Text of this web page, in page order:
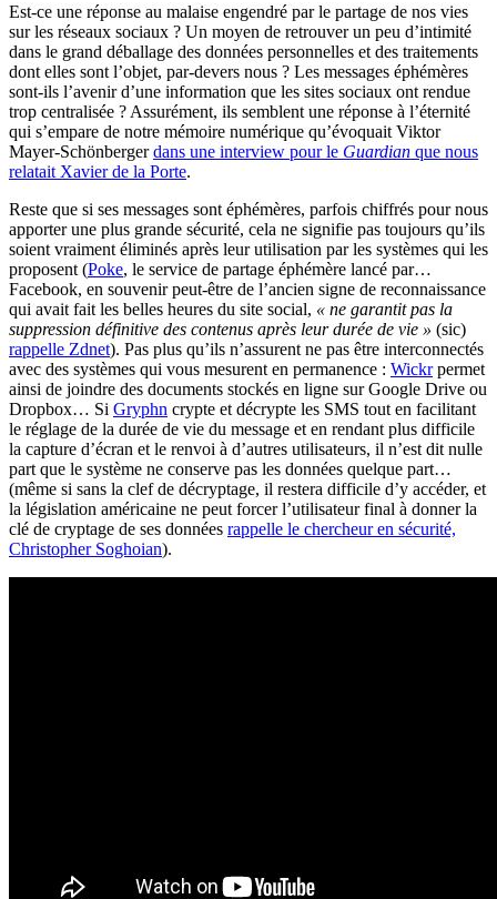
Est-ce une réponse au malaise engendré par le partage de nos vies
sur les réseaux sociaux ? Un moyen de retrouver un peu d’intimité
dans le grand déballage des données personnelles et des traitements
dont elles sont l’objet, par-devers nous ? Les messages éphémères
sont-ils l’avenir d’une information que les sites sociaux ont rendue
trop centralisée ? Assurément, ils semblent une réponse à l’éternité
qui s’empare de notre mémoire numérique qu’évoquait Viktor
Mayer-Schönbergerdans une interview pour le Guardian que nous
relatait Xavier de la Porte.
Reste que si ses messages sont éphémères, parfois chiffrés pour nous
apporter une plus grande sécurité, cela ne signifie pas toujours qu’ils
soient vraiment éliminés après leur utilisation par les systèmes qui les
proposent (Poke, le service de partage éphémère lancé par…
Facebook, en souvenir peut-être de l’ancien signe de reconnaissance
qui avait fait les belles heures du site social, « ne garantit pas la
suppression définitive des contenus après leur durée de vie » (sic)
rappelle Zdnet). Pas plus qu’ils n’assurent ne pas être interconnectés
avec des systèmes qui vous mesurent en permanence : Wickrpermet
ainsi de joindre des documents stockés en ligne sur Google Drive ou
Dropbox… Si Gryphn crypte et décrypte les SMS tout en facilitant
le réglage de la durée de vie du message et en rendant plus difficile
la capture d’écran et le renvoi à d’autres utilisateurs, il n’est dit nulle
part que le système ne conserve pas les données quelque part…
(même si sans la clef de décryptage, il restera difficile d’y accéder, et
la législation américaine ne peut forcer l’utilisateur final à donner la
clé de cryptage de ses données rappelle le chercheur en sécurité,
Christopher Soghoian).